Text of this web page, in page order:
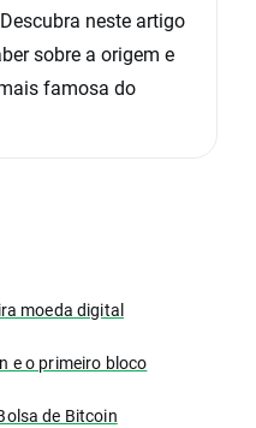
neste artigo
sobre a origem e
famosa do
moeda digital
e o primeiro bloco
de Bitcoin